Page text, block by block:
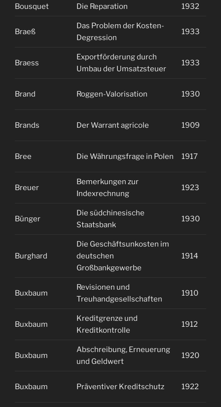
Bousquet Die Reparation 1932
Braeß
Das Problem der Kosten-
Degression
1933
Braess
Exportförderung durch
Umbau der Umsatzsteuer
1933
Brand Roggen-Valorisation 1930
Brands Der Warrant agricole 1909
Bree Die Währungsfrage in Polen 1917
Breuer
Bemerkungen zur
Indexrechnung
1923
Bünger
Die südchinesische
Staatsbank
1930
Burghard
Die Geschäftsunkosten im
deutschen
Großbankgewerbe
1914
Buxbaum
Revisionen und
Treuhandgesellschaften
1910
Buxbaum
Kreditgrenze und
Kreditkontrolle
1912
Buxbaum
Abschreibung, Erneuerung
und Geldwert
1920
Buxbaum Präventiver Kreditschutz 1922